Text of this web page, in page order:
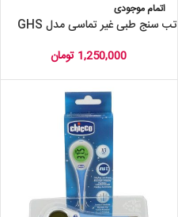
اتمام موجودی
تب سنج طبی غیر تماسی مدل GHS
1,250,000 تومان